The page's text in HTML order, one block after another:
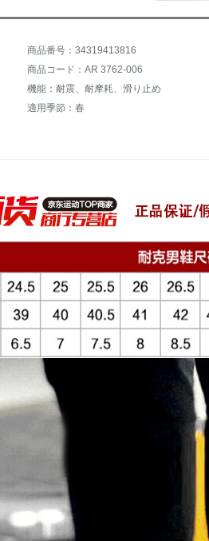
。。。。。。。。。。。。。。。。。。
商品番号：34319413816
商品コード：AR 3762-006
機能：耐震、耐摩耗、滑り止め
適用季節：春